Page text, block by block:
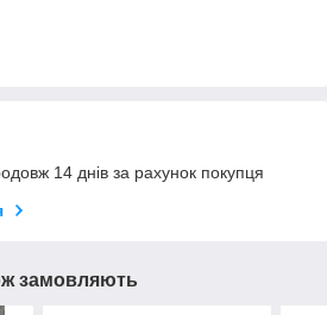
14 днів за рахунок покупця
замовляють